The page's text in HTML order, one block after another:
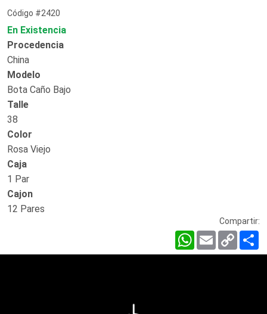
Código #2420
En Existencia
Procedencia
China
Modelo
Bota Caño Bajo
Talle
38
Color
Rosa Viejo
Caja
1 Par
Cajon
12 Pares
Compartir:
WhatsApp
Email Copy
Link